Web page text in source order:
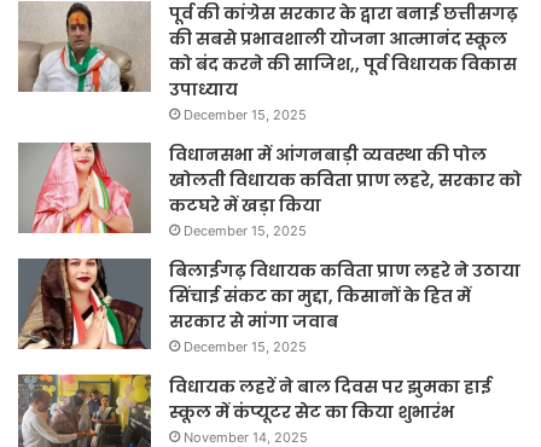
पूर्व की कांग्रेस सरकार के द्वारा बनाई छत्तीसगढ़
की सबसे प्रभावशाली योजना आत्मानंद स्कूल
को बंद करने की साजिश,, पूर्व विधायक विकास
उपाध्याय
December 15, 2025
विधानसभा में आंगनबाड़ी व्यवस्था की पोल
खोलती विधायक कविता प्राण लहरे, सरकार को
कटघरे में खड़ा किया
December 15, 2025
बिलाईगढ़ विधायक कविता प्राण लहरे ने उठाया
सिंचाई संकट का मुद्दा, किसानों के हित में
सरकार से मांगा जवाब
December 15, 2025
विधायक लहरें ने बाल दिवस पर झुमका हाई
स्कूल में कंप्यूटर सेट का किया शुभारंभ
November 14, 2025